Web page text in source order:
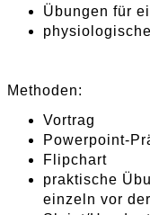
Übungen für
Methoden:
Vortrag
Powerpoint-
Flipchart
praktische
einzeln vor